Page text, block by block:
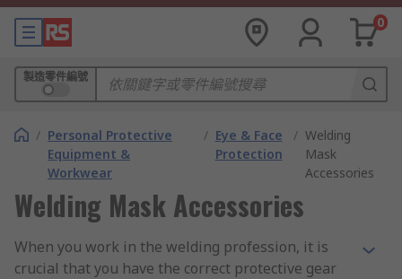
0
製造零件編號
/ Personal Protective
Equipment &
Workwear
/ Eye & Face
Protection
/ Welding
Mask
Accessories
Welding Mask Accessories
When you work in the welding profession, it is
crucial that you have the correct protective gear